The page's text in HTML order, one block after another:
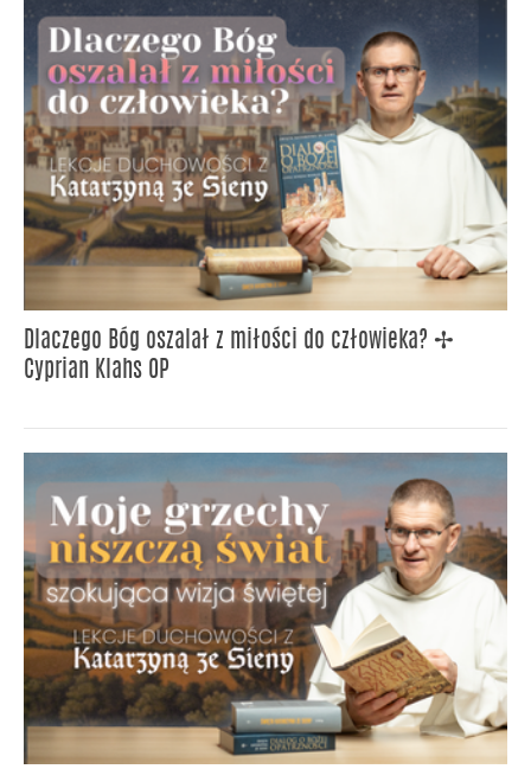
Dlaczego Bóg oszalał z miłości do człowieka? ✢
Cyprian Klahs OP